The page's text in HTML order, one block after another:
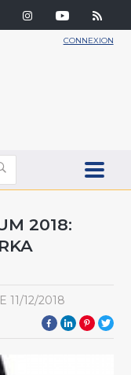
CONNEXION
2018:
11/12/2018